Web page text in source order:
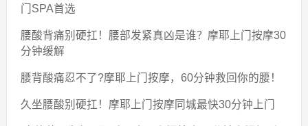
门SPA首选
腰酸背痛别硬扛！腰部发紧真凶是谁？摩耶上门按摩30
分钟缓解
腰背酸痛忍不了?摩耶上门按摩，60分钟救回你的腰！
久坐腰酸别硬扛！摩耶上门按摩同城最快30分钟上门